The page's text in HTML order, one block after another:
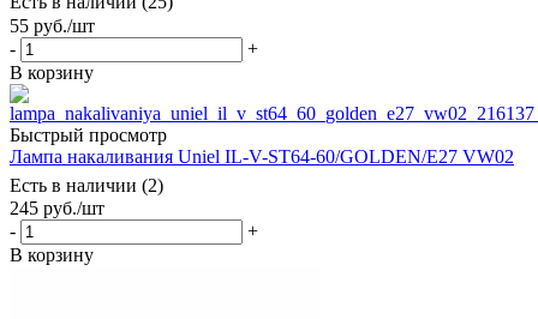
55 руб./шт
-
+
В корзину
Быстрый просмотр
Лампа накаливания Uniel IL-V-ST64-60/GOLDEN/E27 VW02
Есть в наличии (2)
245 руб./шт
-
+
В корзину